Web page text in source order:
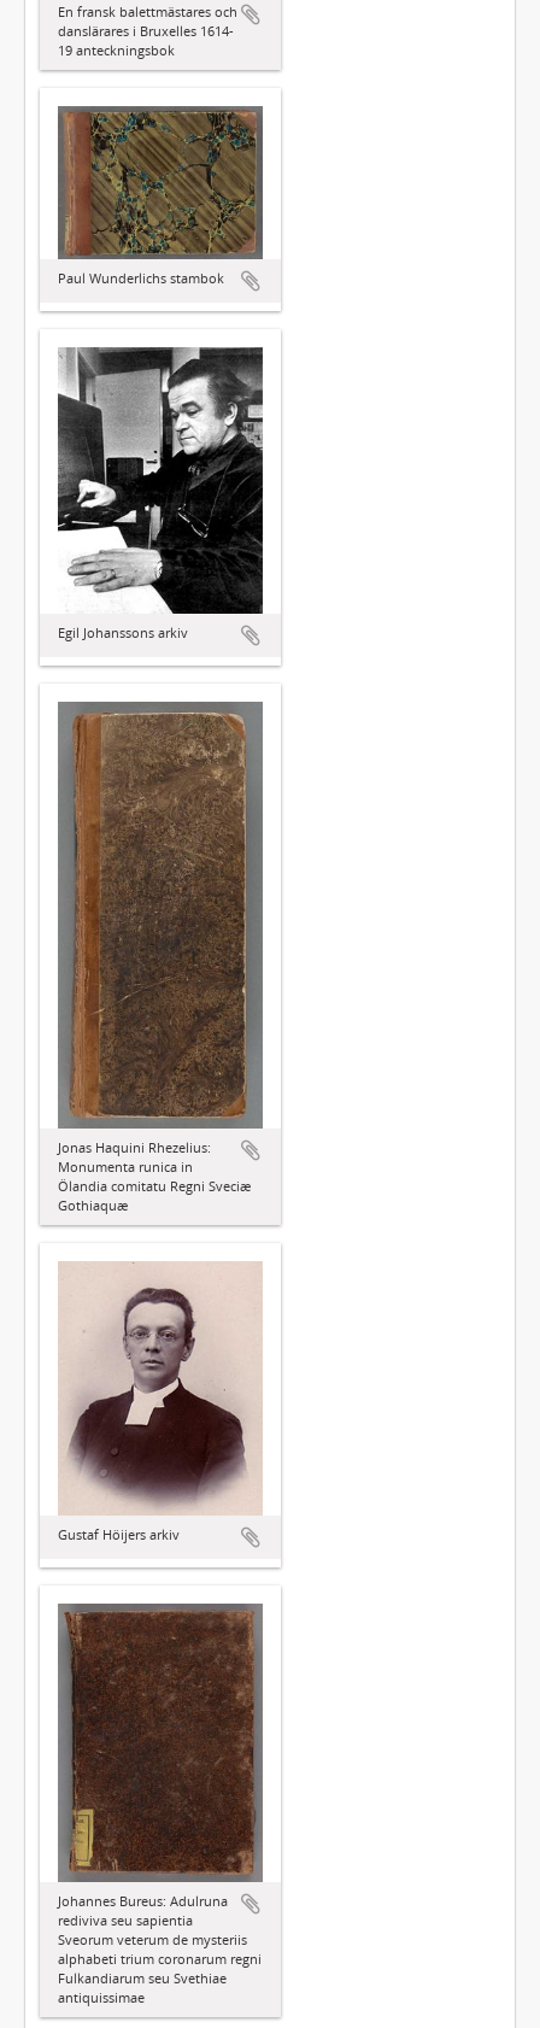
En fransk balettmästares och
danslärares i Bruxelles 1614-
19 anteckningsbok
Paul Wunderlichs stambok
Egil Johanssons arkiv
Jonas Haquini Rhezelius:
Monumenta runica in
Ölandia comitatu Regni Sveciæ
Gothiaquæ
Gustaf Höijers arkiv
Johannes Bureus: Adulruna
rediviva seu sapientia
Sveorum veterum de mysteriis
alphabeti trium coronarum regni
Fulkandiarum seu Svethiae
antiquissimae